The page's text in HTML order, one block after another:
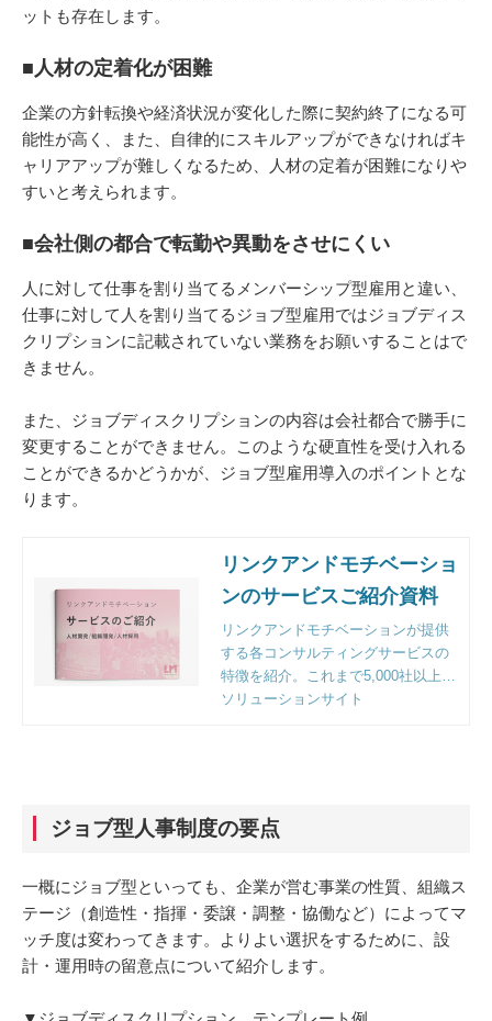
ットも存在します。
■人材の定着化が困難
企業の方針転換や経済状況が変化した際に契約終了になる可
能性が高く、また、自律的にスキルアップができなければキ
ャリアアップが難しくなるため、人材の定着が困難になりや
すいと考えられます。
■会社側の都合で転勤や異動をさせにくい
人に対して仕事を割り当てるメンバーシップ型雇用と違い、
仕事に対して人を割り当てるジョブ型雇用ではジョブディス
クリプションに記載されていない業務をお願いすることはで
きません。
また、ジョブディスクリプションの内容は会社都合で勝手に
変更することができません。このような硬直性を受け入れる
ことができるかどうかが、ジョブ型雇用導入のポイントとな
ります。
リンクアンドモチベーショ
ンのサービスご紹介資料
リンクアンドモチベーションが提供
する各コンサルティングサービスの
特徴を紹介。これまで5,000社以上の
企業様のご支援をする中で明らかに
ソリューションサイト
ジョブ型人事制度の要点
一概にジョブ型といっても、企業が営む事業の性質、組織ス
テージ（創造性・指揮・委譲・調整・協働など）によってマ
ッチ度は変わってきます。よりよい選択をするために、設
計・運用時の留意点について紹介します。